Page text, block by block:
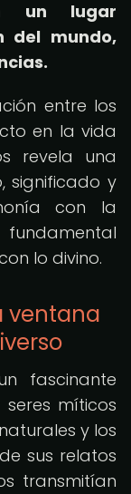
un lugar
del mundo,
entre los
en la vida
revela una
significado y
con la
lo divino.
ventana
fascinante
míticos
y los
sus relatos
transmitían